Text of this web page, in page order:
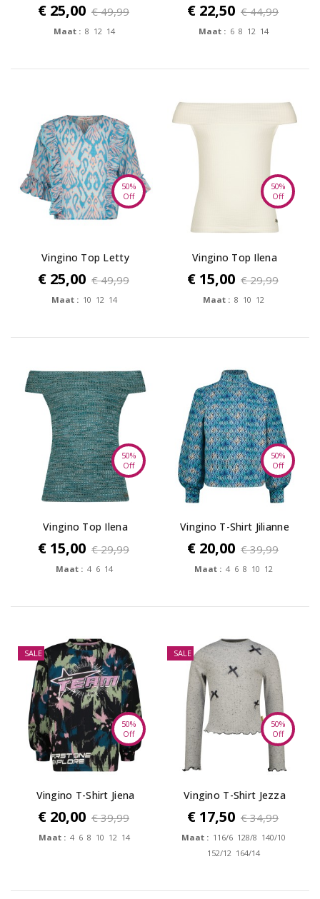
€ 25,00 € 49,99
Maat : 8 12 14
€ 22,50 € 44,99
Maat : 6 8 12 14
50%
Off
Vingino Top Letty
€ 25,00 € 49,99
Maat : 10 12 14
50%
Off
Vingino Top Ilena
€ 15,00 € 29,99
Maat : 8 10 12
50%
Off
Vingino Top Ilena
€ 15,00 € 29,99
Maat : 4 6 14
50%
Off
Vingino T-Shirt Jilianne
€ 20,00 € 39,99
Maat : 4 6 8 10 12
SALE
50%
Off
Vingino T-Shirt Jiena
€ 20,00 € 39,99
Maat : 4 6 8 10 12 14
SALE
50%
Off
Vingino T-Shirt Jezza
€ 17,50 € 34,99
Maat : 116/6 128/8 140/10
152/12 164/14